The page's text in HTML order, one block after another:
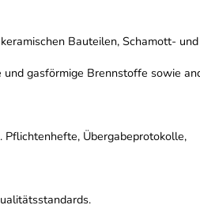
Bauteilen, Schamott-
gasförmige Brennstoffe sowie
Übergabeprotokolle,